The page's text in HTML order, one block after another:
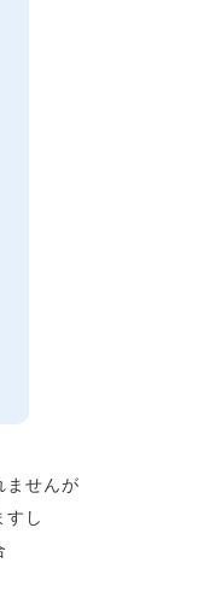
ませんが
すし